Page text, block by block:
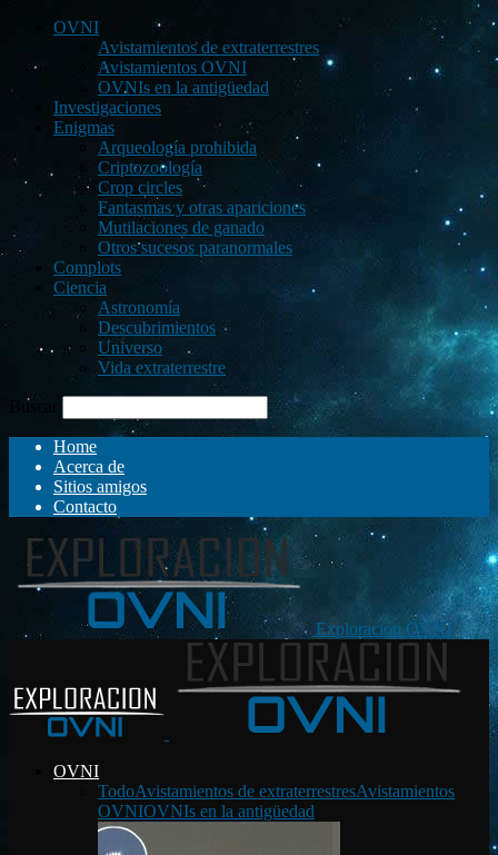
OVNI
Avistamientos de extraterrestres
Avistamientos OVNI
OVNIs en la antigüedad
Investigaciones
Enigmas
Arqueología prohibida
Criptozoología
Crop circles
Fantasmas y otras apariciones
Mutilaciones de ganado
Otros sucesos paranormales
Complots
Ciencia
Astronomía
Descubrimientos
Universo
Vida extraterrestre
Buscar
Home
Acerca de
Sitios amigos
Contacto
Exploración OVNI
OVNI
TodoAvistamientos de extraterrestresAvistamientos
OVNIOVNIs en la antigüedad